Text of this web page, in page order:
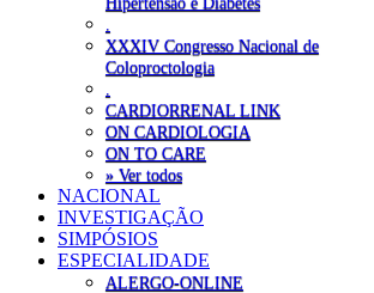
XXXIV Congresso Nacional de
Coloproctologia
CARDIORRENAL LINK
ON CARDIOLOGIA
ON TO CARE
» Ver todos
NACIONAL
INVESTIGAÇÃO
SIMPÓSIOS
ESPECIALIDADE
ALERGO-ONLINE